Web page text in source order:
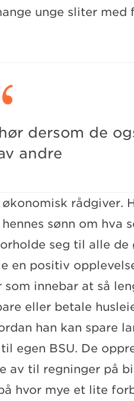
unge sliter med
dersom de
andre
rådgiver.
sønn om hva
seg til alle de
en positiv
innebar at så
eller betale
han kan spare
egen BSU. De
av til regninger på
hvor mye et lite